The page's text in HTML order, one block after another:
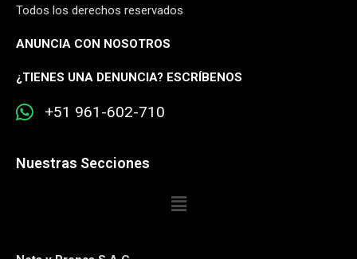
Todos los derechos reservados
ANUNCIA CON NOSOTROS
¿TIENES UNA DENUNCIA? ESCRÍBENOS
+51 961-602-710
Nuestras Secciones